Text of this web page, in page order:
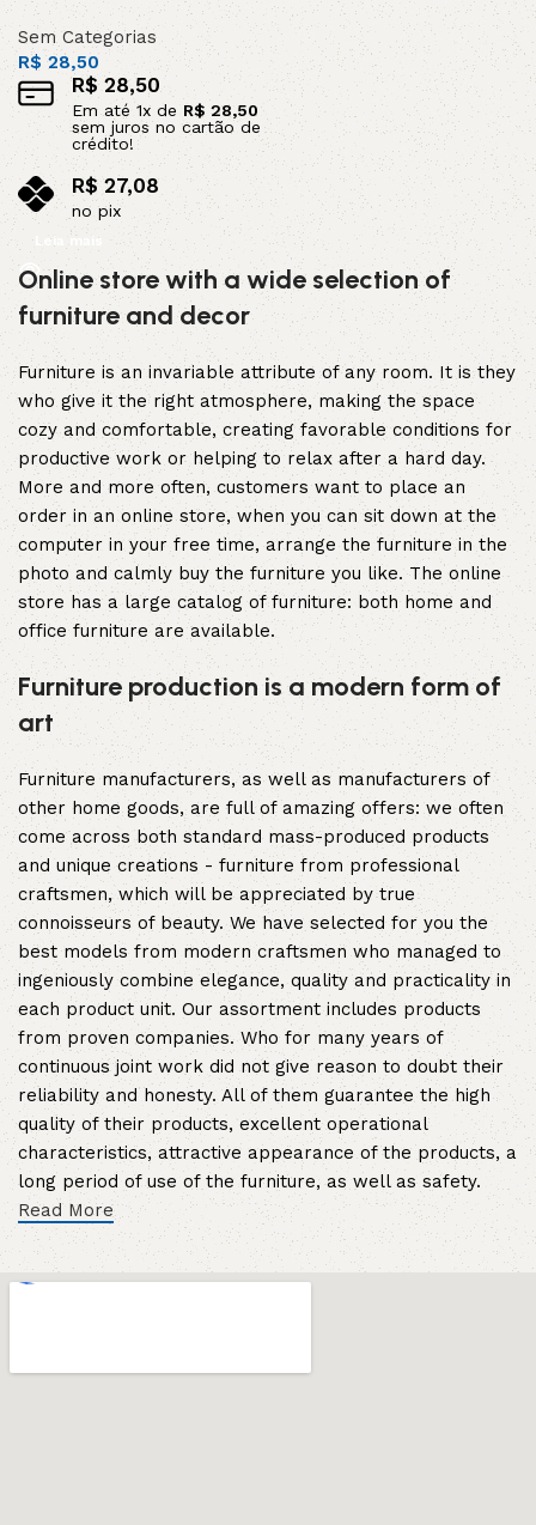
Sem Categorias
R$ 28,50
R$28,50
Em até 1x de R$ 28,50
sem juros no cartão de
crédito!
R$ 27,08
no pix
Leia mais
Online store with a wide selection of
furniture and decor
Furniture is an invariable attribute of any room. It is they
who give it the right atmosphere, making the space
cozy and comfortable, creating favorable conditions for
productive work or helping to relax after a hard day.
More and more often, customers want to place an
order in an online store, when you can sit down at the
computer in your free time, arrange the furniture in the
photo and calmly buy the furniture you like. The online
store has a large catalog of furniture: both home and
office furniture are available.
Furniture production is a modern form of
art
Furniture manufacturers, as well as manufacturers of
other home goods, are full of amazing offers: we often
come across both standard mass-produced products
and unique creations - furniture from professional
craftsmen, which will be appreciated by true
connoisseurs of beauty. We have selected for you the
best models from modern craftsmen who managed to
ingeniously combine elegance, quality and practicality in
each product unit. Our assortment includes products
from proven companies. Who for many years of
continuous joint work did not give reason to doubt their
reliability and honesty. All of them guarantee the high
quality of their products, excellent operational
characteristics, attractive appearance of the products, a
long period of use of the furniture, as well as safety.
Read More